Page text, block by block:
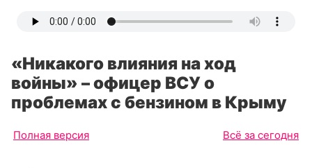
«Никакого влияния на ход
войны» – офицер ВСУ о
проблемах с бензином в Крыму
Полная версия Всё за сегодня